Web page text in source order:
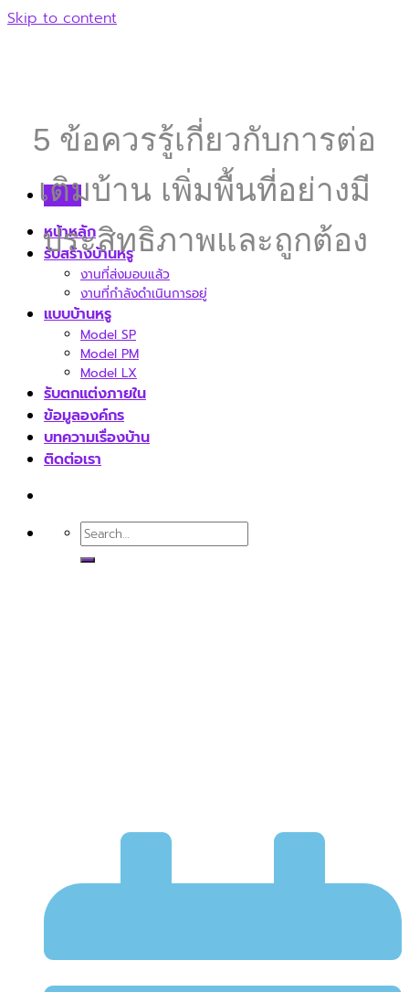
Skip to content
Menu
หน้าหลัก
รับสร้างบ้านหรู
งานที่ส่งมอบแล้ว
งานที่กำลังดำเนินการอยู่
แบบบ้านหรู
Model SP
Model PM
Model LX
รับตกแต่งภายใน
ข้อมูลองค์กร
บทความเรื่องบ้าน
ติดต่อเรา
5 ข้อควรรู้เกี่ยวกับการต่อ
เติมบ้าน เพิ่มพื้นที่อย่างมี
ประสิทธิภาพและถูกต้อง